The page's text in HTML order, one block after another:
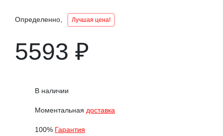
Определенно, Лучшая цена!
5593 ₽
В наличии
Моментальная доставка
100% Гарантия